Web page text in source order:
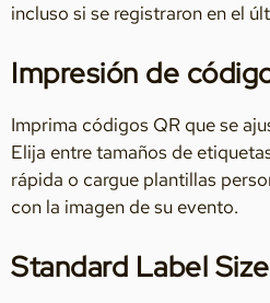
incluso si se registraron en el
Impresión de
Imprima códigos QR que se
Elija entre tamaños de
rápida o cargue plantillas
con la imagen de su evento.
Standard Label